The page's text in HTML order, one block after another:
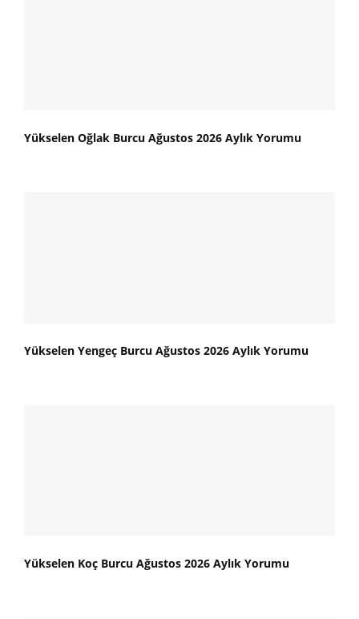
Yükselen Oğlak Burcu Ağustos 2026 Aylık Yorumu
Yükselen Yengeç Burcu Ağustos 2026 Aylık Yorumu
Yükselen Koç Burcu Ağustos 2026 Aylık Yorumu